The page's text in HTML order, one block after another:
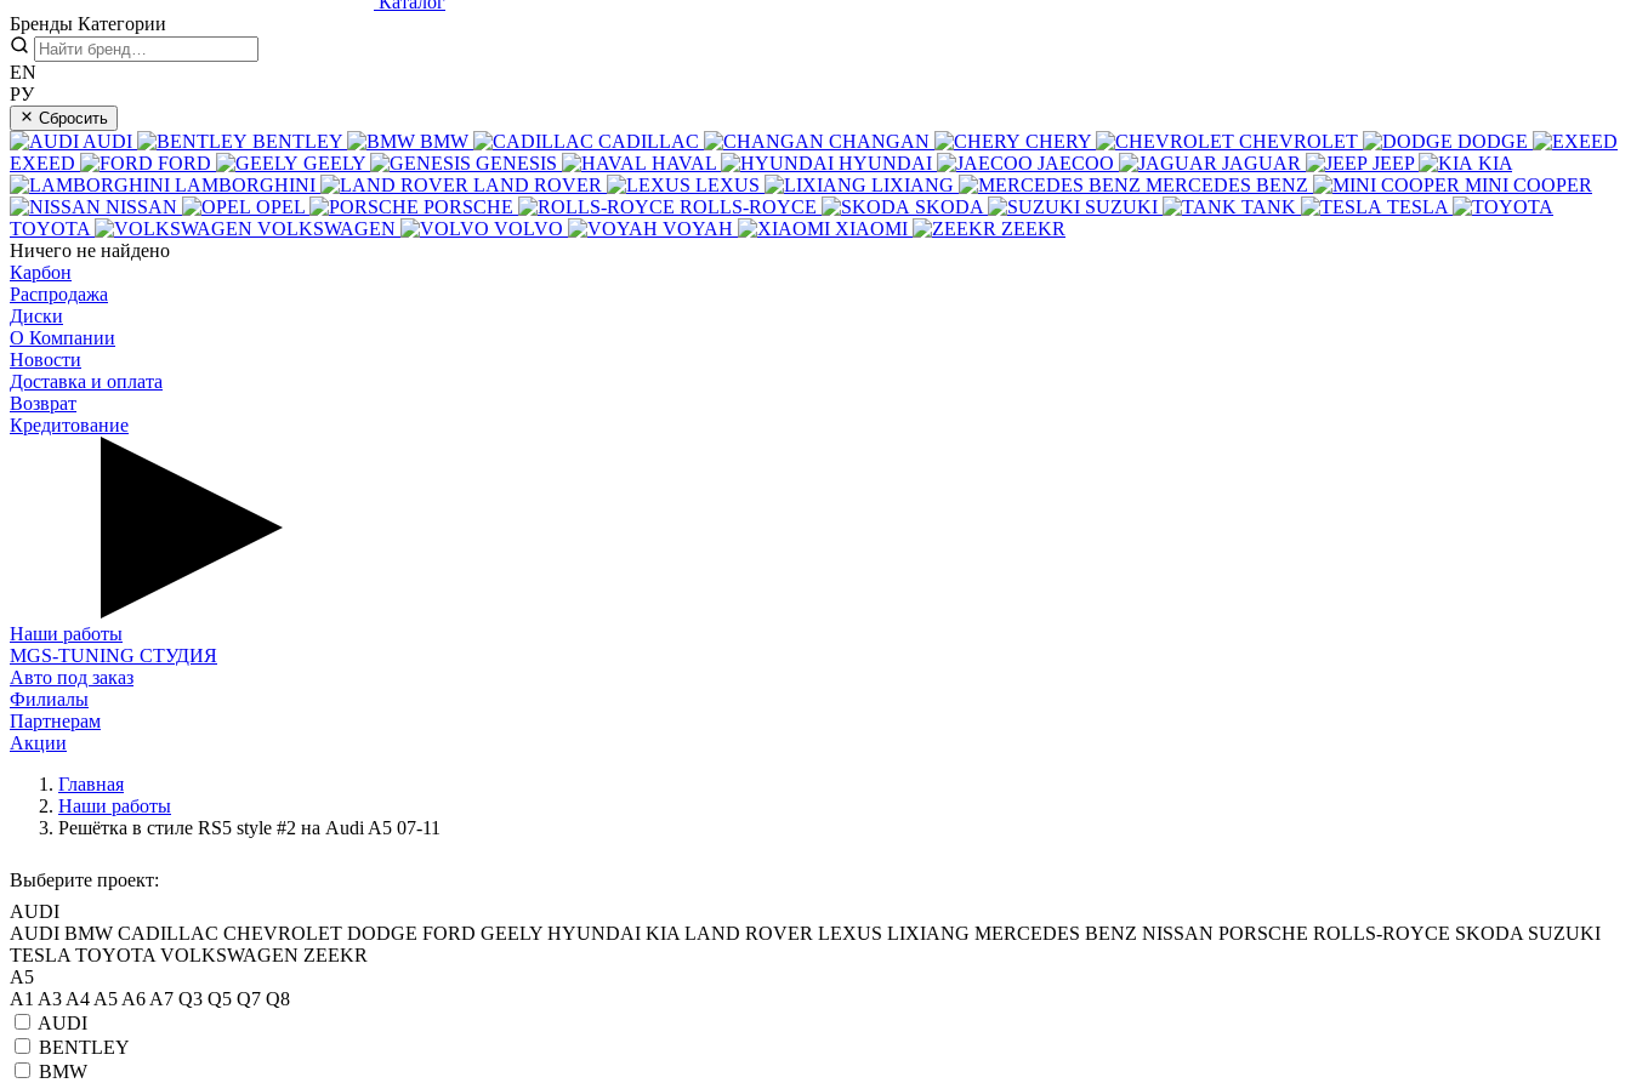
Бренды Категории
EN
РУ
Сбросить
AUDI BENTLEY BMW CADILLAC CHANGAN CHERY CHEVROLET
DODGE
EXEED
FORD GEELY GENESIS HAVAL HYUNDAI JAECOO JAGUAR JEEP
KIA
LAMBORGHINI
LAND ROVER LEXUS LIXIANG MERCEDES BENZ
MINI COOPER
NISSAN
OPEL PORSCHE ROLLS-ROYCE SKODA SUZUKI TANK
TESLA
TOYOTA
VOLKSWAGEN VOLVO VOYAH XIAOMI
ZEEKR
Ничего не найдено
Карбон
Распродажа
Диски
О Компании
Новости
Доставка и оплата
Возврат
Кредитование
Наши работы
MGS-TUNING СТУДИЯ
Авто под заказ
Филиалы
Партнерам
Акции
Главная
Наши работы
Решётка в стиле RS5 style #2 на Audi A5 07-11
Выберите проект:
AUDI
AUDI BMW CADILLAC CHEVROLET DODGE FORD GEELY HYUNDAI KIA LAND ROVER LEXUS LIXIANG MERCEDES BENZ NISSAN PORSCHE ROLLS-ROYCE SKODA SUZUKI
TESLA TOYOTA VOLKSWAGEN ZEEKR
A5
A1 A3 A4 A5 A6 A7 Q3 Q5 Q7 Q8
AUDI
BENTLEY
BMW